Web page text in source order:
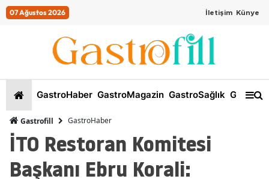
07 Ağustos 2026 İletişim Künye
GastroHaber GastroMagazin GastroSağlık
Gastrofill GastroHaber
İTO Restoran Komitesi
Başkanı Ebru Korali: